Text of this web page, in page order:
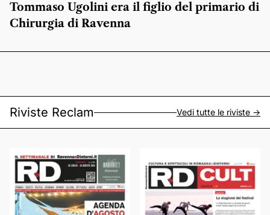
Tommaso Ugolini era il figlio del primario di
Chirurgia di Ravenna
Riviste Reclam Vedi tutte le riviste ->